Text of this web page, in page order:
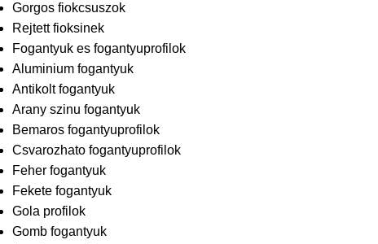
Gorgos fiokcsuszok
Rejtett fioksinek
Fogantyuk es fogantyuprofilok
Aluminium fogantyuk
Antikolt fogantyuk
Arany szinu fogantyuk
Bemaros fogantyuprofilok
Csvarozhato fogantyuprofilok
Feher fogantyuk
Fekete fogantyuk
Gola profilok
Gomb fogantyuk